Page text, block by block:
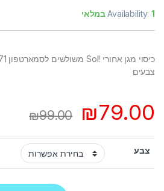
Availability:1 במלאי
צבעים
₪79.00
₪99.00
צבע